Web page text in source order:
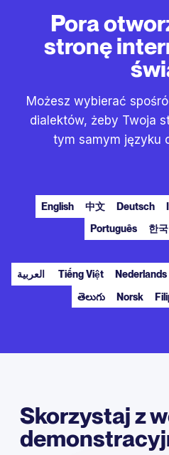
Pora
stronę
Możesz wybierać
dialektów, żeby Twoja
tym samym języku
English 中文 Deutsch
Português
한국
Tiếng Việt Nederlands
తెలుగు
Norsk
Skorzystaj z